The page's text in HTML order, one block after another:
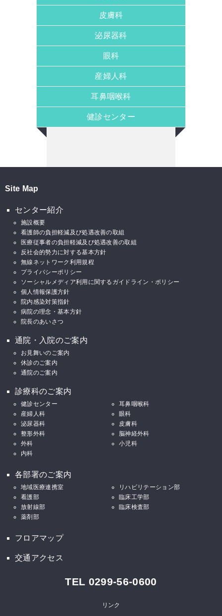
皮膚科
泌尿器科
眼科
産婦人科
耳鼻咽喉科
健診センター
Site Map
センター紹介
施設概要
看護師の負担軽減及び処遇改善の取組
医療従事者の負担軽減及び処遇改善の取組
反社会的勢力に対する基本方針
無線ネットワーク利用規程
プライバシーポリシー
ソーシャルメディア利用に関するガイドライン・ポリシー
個人情報保護方針
院内感染対策指針
病院の理念・基本方針
院長のあいさつ
通院・入院のご案内
お見舞いのご案内
休診のご案内
通院のご案内
診療科のご案内
健診センター
耳鼻咽喉科
産婦人科
眼科
泌尿器科
皮膚科
整形外科
脳神経外科
外科
小児科
内科
各部署のご案内
地域医療連携室
リハビリテーション部
看護部
臨床工学部
放射線部
臨床検査部
薬剤部
フロアマップ
交通アクセス
TEL 0299-56-0600
リンク